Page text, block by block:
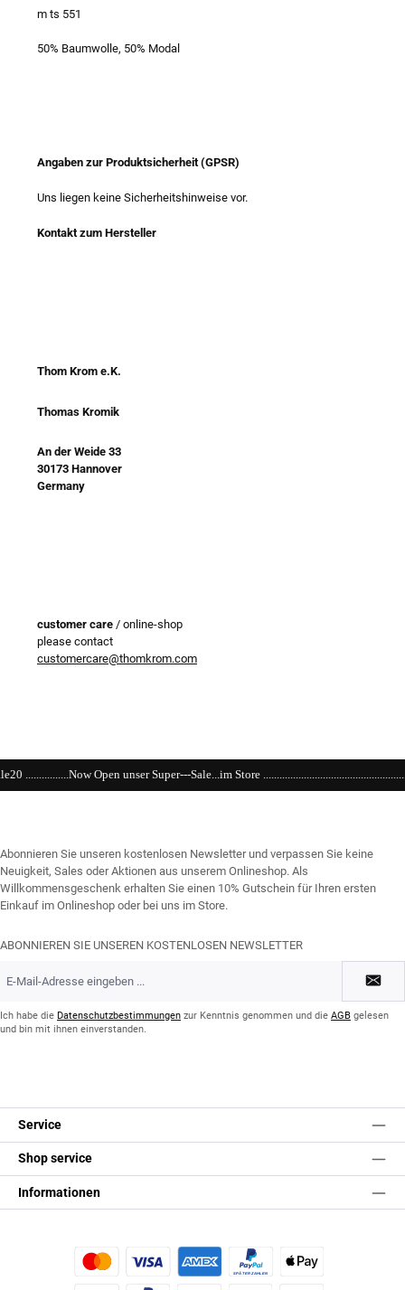
m ts 551
50% Baumwolle, 50% Modal
Angaben zur Produktsicherheit (GPSR)
Uns liegen keine Sicherheitshinweise vor.
Kontakt zum Hersteller
Thom Krom e.K.
Thomas Kromik
An der Weide 33
30173 Hannover
Germany
customer care / online-shop
please contact
customercare@thomkrom.com
unser Super---Sale...im Store
Abonnieren Sie unseren kostenlosen Newsletter und verpassen Sie keine
Neuigkeit, Sales oder Aktionen aus unserem Onlineshop. Als
Willkommensgeschenk erhalten Sie einen 10% Gutschein für Ihren ersten
Einkauf im Onlineshop oder bei uns im Store.
ABONNIEREN SIE UNSEREN KOSTENLOSEN NEWSLETTER
Mail-
*Ich habe die Datenschutzbestimmungen zur Kenntnis genommen und die AGB gelesen
und bin mit ihnen einverstanden.
Service
Shop service
Informationen
Kredit- oder Debitkarte Später BezahlenApple Pay